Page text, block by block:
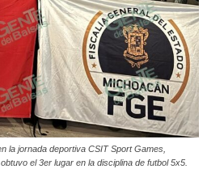
la jornada deportiva CSIT Sport Games,
el 3er lugar en la disciplina de futbol 5x5.